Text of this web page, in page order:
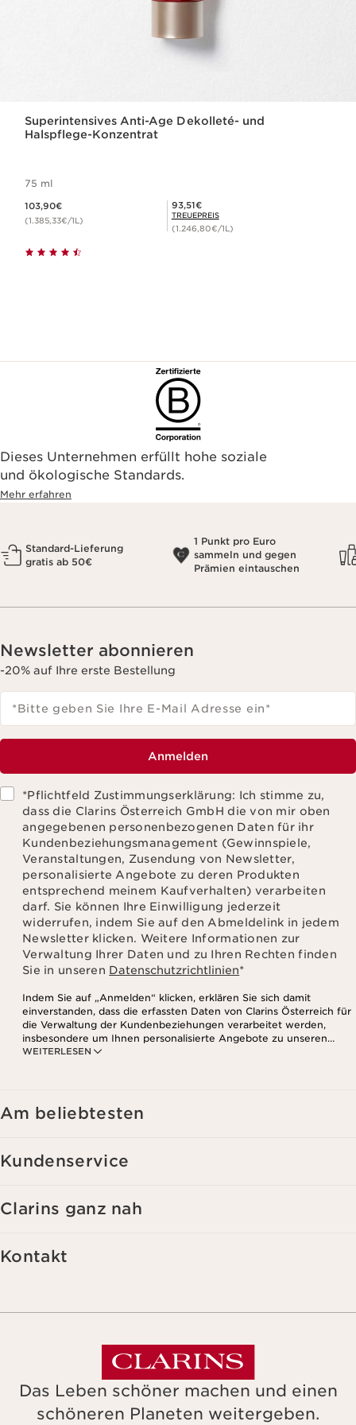
Superintensives Anti-Age Dekolleté- und
Halspflege-Konzentrat
75 ml
103,90€
(1.385,33€/1L)
Mitgliederpreis 93,51€
93,51€
TREUEPREIS
(1.246,80€/1L)
Dieses Unternehmen erfüllt hohe soziale
und ökologische Standards.
Mehr erfahren
Standard-Lieferung
gratis ab 50€
1 Punkt pro Euro
sammeln und gegen
Prämien eintauschen
Newsletter abonnieren
-20% auf Ihre erste Bestellung
*Bitte geben Sie Ihre E-Mail Adresse ein*
Anmelden
*Pflichtfeld Zustimmungserklärung: Ich stimme zu,
dass die Clarins Österreich GmbH die von mir oben
angegebenen personenbezogenen Daten für ihr
Kundenbeziehungsmanagement (Gewinnspiele,
Veranstaltungen, Zusendung von Newsletter,
personalisierte Angebote zu deren Produkten
entsprechend meinem Kaufverhalten) verarbeiten
darf. Sie können Ihre Einwilligung jederzeit
widerrufen, indem Sie auf den Abmeldelink in jedem
Newsletter klicken. Weitere Informationen zur
Verwaltung Ihrer Daten und zu Ihren Rechten finden
Sie in unseren Datenschutzrichtlinien*
WEITERLESEN
Indem Sie auf „Anmelden“ klicken, erklären Sie sich damit
einverstanden, dass die erfassten Daten von Clarins Österreich für
die Verwaltung der Kundenbeziehungen verarbeitet werden,
insbesondere um Ihnen personalisierte Angebote zu unseren
Produkten und Dienstleistungen entsprechend Ihrem
Am beliebtesten
Kundenservice
Clarins ganz nah
Kontakt
Das Leben schöner machen und einen
schöneren Planeten weitergeben.